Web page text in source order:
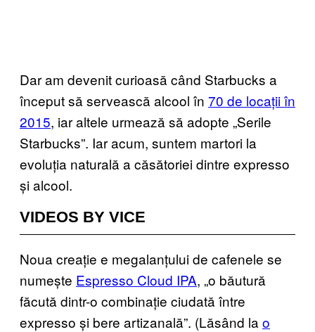
Dar am devenit curioasă când Starbucks a
început să servească alcool în 70 de locații în
2015, iar altele urmează să adopte „Serile
Starbucks”. Iar acum, suntem martori la
evoluția naturală a căsătoriei dintre expresso
și alcool.
VIDEOS BY VICE
Noua creație e megalanțului de cafenele se
numește Espresso Cloud IPA, „o băutură
făcută dintr-o combinație ciudată între
expresso și bere artizanală”. (Lăsând la o